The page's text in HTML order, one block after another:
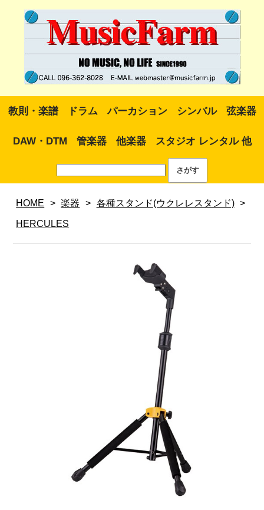
教則・楽譜 ドラム パーカション シンバル 弦楽器
DAW・DTM 管楽器 他楽器 スタジオ レンタル 他
HOME > 楽器 > 各種スタンド(ウクレレスタンド) >
HERCULES